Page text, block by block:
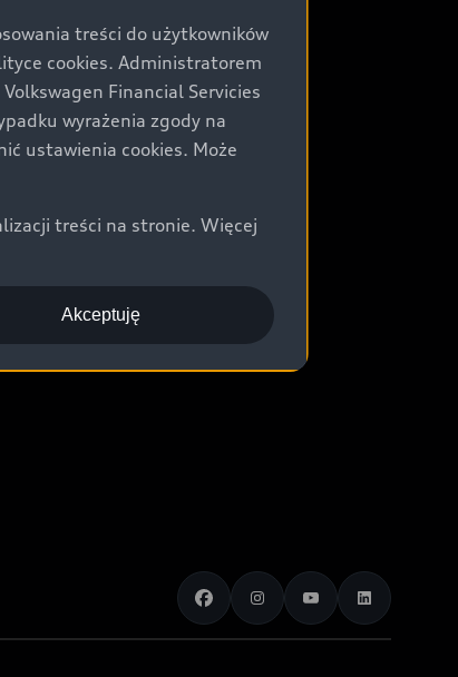
treści do użytkowników
cookies. Administratorem
Financial Servicies
wyrażenia zgody na
ustawienia cookies. Może
treści na stronie. Więcej
Akceptuję